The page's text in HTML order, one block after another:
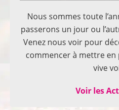
Nous sommes toute
passerons un jour ou
Venez nous voir pour
commencer à mettre
vive
Voir les